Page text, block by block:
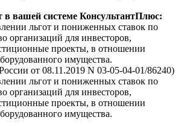
вашей системе КонсультантПлюс:
льгот и пониженных ставок по
организаций для инвесторов,
проекты, в отношении
имущества.
от 08.11.2019 N 03-05-04-01/86240)
льгот и пониженных ставок по
организаций для инвесторов,
проекты, в отношении
имущества.